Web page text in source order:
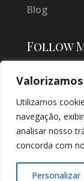
Utilizamos
navegação,
analisar nosso
concorda com
Personalizar
Blog
Follow
SOLUÇÕES